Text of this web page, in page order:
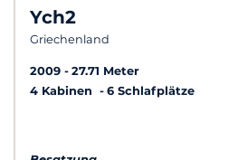
Ych2
Griechenland
2009
27.71 Meter
4 Kabinen
6 Schlafplätze